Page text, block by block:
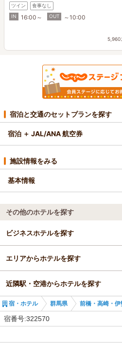
ツイン
食事なし
IN
16:00～ OUT ～10:00
5,960
宿泊と交通のセットプランを探す
宿泊 ＋ JAL/ANA 航空券
施設情報をみる
基本情報
その他のホテルを探す
ビジネスホテルを探す
群馬県
前橋・高崎・伊勢崎・太田･榛名
前橋
エリアからホテルを探す
群馬県
前橋・高崎・伊勢崎・太田･榛名
近隣駅・空港からホテルを探す
新前橋駅
宿・ホテル 群馬県 前橋・高崎・
宿番号:322570